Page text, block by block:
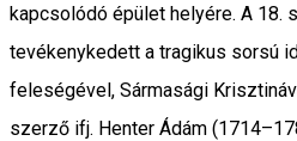
kapcsolódó épület helyére. A 18.
tevékenykedett a tragikus sorsú
feleségével, Sármasági
szerző ifj. Henter Ádám